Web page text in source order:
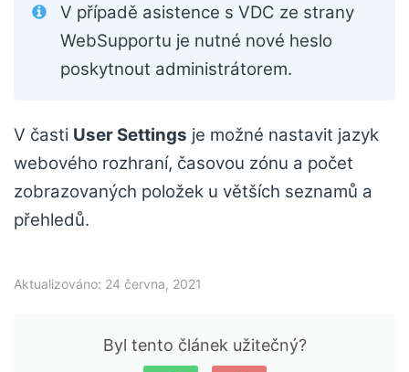
V případě asistence s VDC ze strany
WebSupportu je nutné nové heslo
poskytnout administrátorem.
V časti User Settings je možné nastavit jazyk
webového rozhraní, časovou zónu a počet
zobrazovaných položek u větších seznamů a
přehledů.
Aktualizováno: 24 června, 2021
Byl tento článek užitečný?